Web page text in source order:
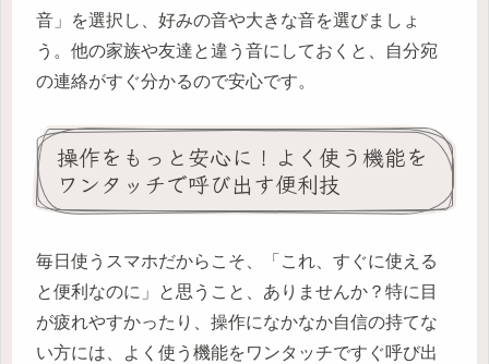
音」を選択し、好みの音や大きな音を選びましょ
う。他の家族や友達と違う音にしておくと、自分宛
の連絡がすぐ分かるので安心です。
操作をもっと安心に！よく使う機能を
ワンタッチで呼び出す便利技
毎日使うスマホだからこそ、「これ、すぐに使える
と便利なのに」と思うこと、ありませんか？特に目
が疲れやすかったり、操作になかなか自信の持てな
い方には、よく使う機能をワンタッチですぐ呼び出